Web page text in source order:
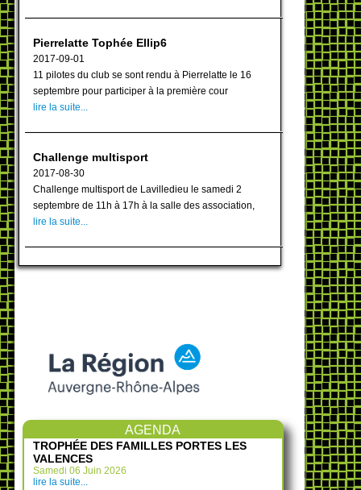
Pierrelatte Tophée Ellip6
2017-09-01
11 pilotes du club se sont rendu à Pierrelatte le 16
septembre pour participer à la première cour
lire la suite...
Challenge multisport
2017-08-30
Challenge multisport de Lavilledieu le samedi 2
septembre de 11h à 17h à la salle des association,
lire la suite...
AGENDA
TROPHÉE DES FAMILLES PORTES LES
VALENCES
Samedi 06 Juin 2026
lire la suite...